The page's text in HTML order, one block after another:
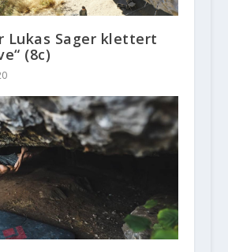
Lukas Sager klettert
(8c)